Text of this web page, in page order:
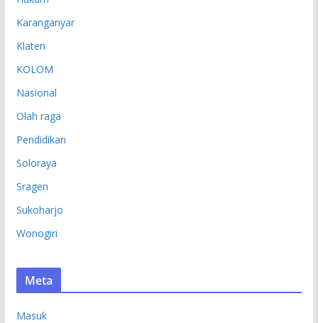
Karanganyar
Klaten
KOLOM
Nasional
Olah raga
Pendidikan
Soloraya
Sragen
Sukoharjo
Wonogiri
Meta
Masuk